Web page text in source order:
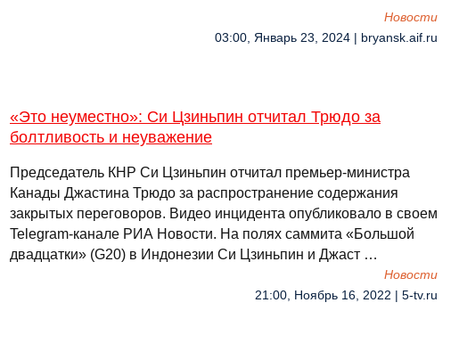
Новости
03:00, Январь 23, 2024 | bryansk.aif.ru
«Это неуместно»: Си Цзиньпин отчитал Трюдо за
болтливость и неуважение
Председатель КНР Си Цзиньпин отчитал премьер-министра
Канады Джастина Трюдо за распространение содержания
закрытых переговоров. Видео инцидента опубликовало в своем
Telegram-канале РИА Новости. На полях саммита «Большой
двадцатки» (G20) в Индонезии Си Цзиньпин и Джаст …
Новости
21:00, Ноябрь 16, 2022 | 5-tv.ru